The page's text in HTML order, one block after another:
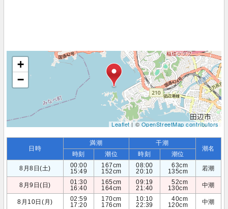
+
−
Leaflet| ©OpenStreetMap contributors
日時
満潮 干潮
潮名
時刻 潮位 時刻
潮位
8月8日(土)
00:00
15:49
167cm
152cm
08:00
20:10
63cm
135cm
若潮
8月9日(日)
01:30
16:40
165cm
164cm
09:19
21:40
52cm
130cm
中潮
8月10日(月)
02:59
17:20
170cm
176cm
10:10
22:39
40cm
120cm
中潮